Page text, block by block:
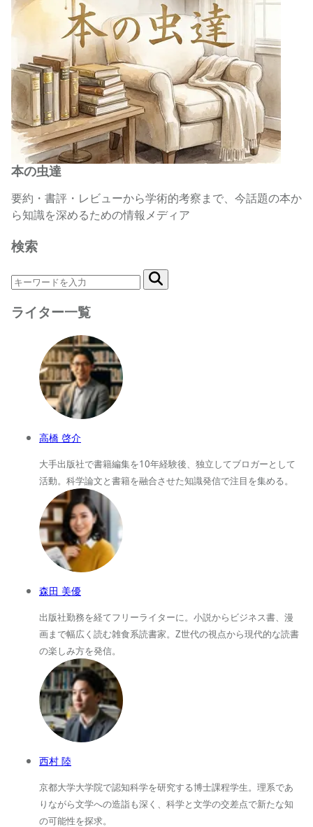
本の虫達
要約・書評・レビューから学術的考察まで、今話題の本か
ら知識を深めるための情報メディア
検索
ライター一覧
高橋 啓介
大手出版社で書籍編集を10年経験後、独立してブロガーとして
活動。科学論文と書籍を融合させた知識発信で注目を集める。
森田 美優
出版社勤務を経てフリーライターに。小説からビジネス書、漫
画まで幅広く読む雑食系読書家。Z世代の視点から現代的な読書
の楽しみ方を発信。
西村 陸
京都大学大学院で認知科学を研究する博士課程学生。理系であ
りながら文学への造詣も深く、科学と文学の交差点で新たな知
の可能性を探求。